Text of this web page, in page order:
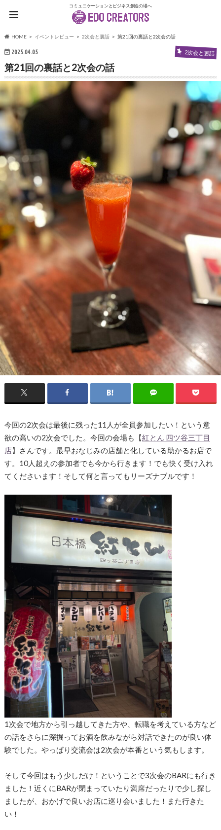
コミュニケーションとビジネス創造の場へ
HOME イベントレビュー 2次会と裏話 第21回の裏話と2次会の話
2025.04.05 2次会と裏話
第21回の裏話と2次会の話
今回の2次会は最後に残った11人が全員参加したい！という意
欲の高いの2次会でした。今回の会場も【紅とん 四ツ谷三丁目
店】さんです。最早おなじみの店舗と化している助かるお店で
す。10人超えの参加者でも今から行きます！でも快く受け入れ
てくださいます！そして何と言ってもリーズナブルです！
1次会で地方から引っ越してきた方や、転職を考えている方など
の話をさらに深掘ってお酒を飲みながら対話できたのが良い体
験でした。やっぱり交流会は2次会が本番という気もします。
そして今回はもう少しだけ！ということで3次会のBARにも行き
ました！近くにBARが閉まっていたり満席だったりで少し探し
ましたが、おかげで良いお店に巡り会いました！また行きた
い！